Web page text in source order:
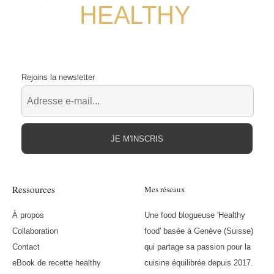
HEALTHY
Ressources
À propos
Collaboration
Contact
eBook de recette healthy
Mes réseaux
Une food blogueuse 'Healthy
food' basée à Genève (Suisse)
qui partage sa passion pour la
cuisine équilibrée depuis 2017.
Rejoins la newsletter
JE M'INSCRIS